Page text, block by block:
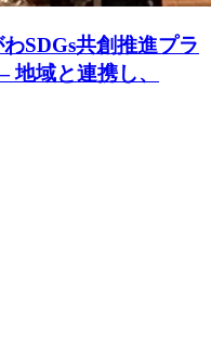
SDGs共創推進プラ
域と連携し、